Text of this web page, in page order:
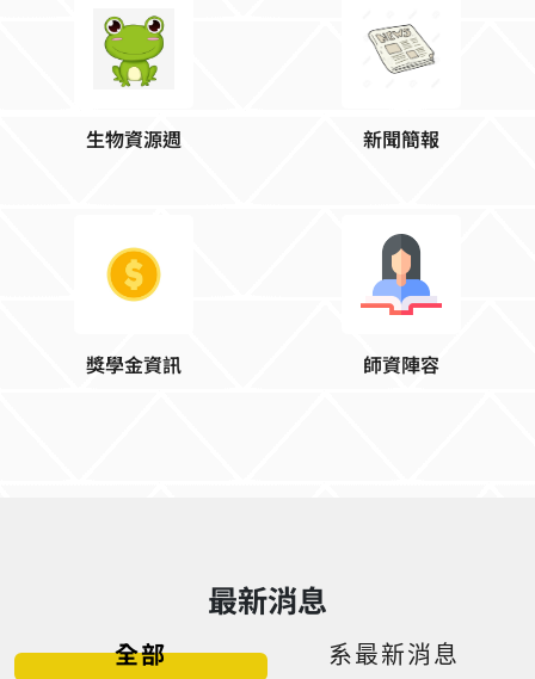
生物資源週 新聞簡報
獎學金資訊 師資陣容
最新消息
全部 系最新消息